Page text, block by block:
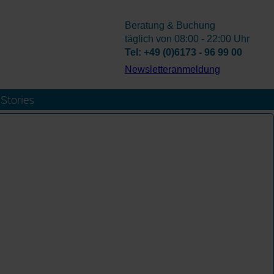
Beratung & Buchung
täglich von 08:00 - 22:00 Uhr
Tel: +49 (0)6173 - 96 99 00
­Newsletteranmeldung